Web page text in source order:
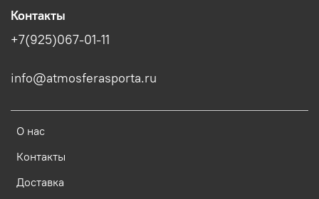
О нас
Контакты
Доставка
Контакты
+7(925)067-01-11
info@atmosferasporta.ru